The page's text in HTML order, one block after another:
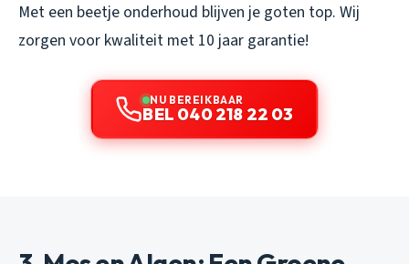
Met een beetje onderhoud blijven je goten top. Wij
zorgen voor kwaliteit met 10 jaar garantie!
NU BEREIKBAAR
BEL 040 218 22 03